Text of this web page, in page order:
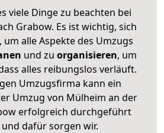
viele Dinge zu beachten bei
Grabow. Es ist wichtig, sich
um alle Aspekte des Umzugs
und zu organisieren, um
alles reibungslos verläuft.
Umzugsfirma kann ein
Umzug von Mülheim an der
erfolgreich durchgeführt
dafür sorgen wir.